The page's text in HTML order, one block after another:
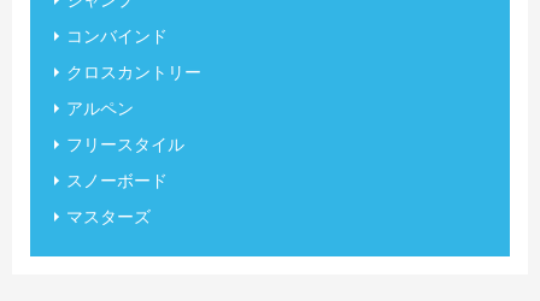
コンバインド
クロスカントリー
アルペン
フリースタイル
スノーボード
マスターズ